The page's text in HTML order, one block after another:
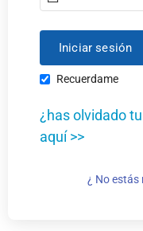
Recuerdame
¿has olvidado
aquí >>
¿ No estás